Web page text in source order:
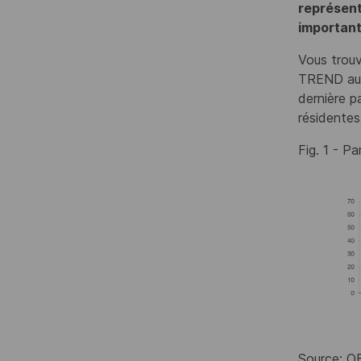
Vous
TREND
dernière
Fig. 1 -